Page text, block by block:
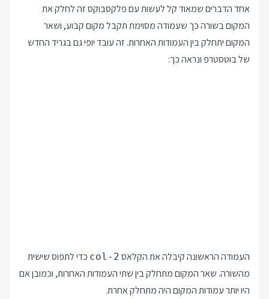
אחד הדברים שמאוד קל לעשות עם פלקסבוקס זה לחלק את
המקום בשורה כך שעמודה מסוימת תקבל מקום קבוע, ושאר
המקום יתחלק בין העמודות האחרות. זה עובד יופי גם בגריד החדש
של בוטסטרפ ונראה כך:
העמודה הראשונה קיבלה את הקלאס col-2 כדי לתפוס שישית
מהשורה. שאר המקום מתחלק בין שתי העמודות האחרות, וכמובן אם
היו יותר עמודות המקום היה מתחלק אחרת.